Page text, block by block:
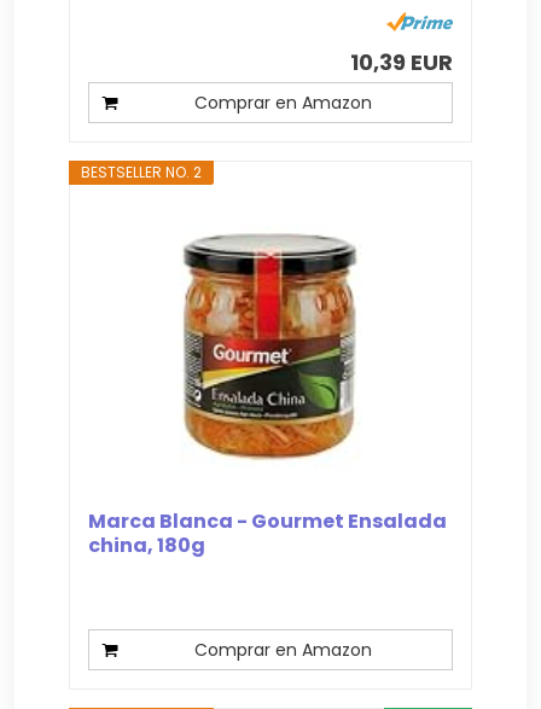
10,39 EUR
Comprar en Amazon
BESTSELLER NO. 2
Marca Blanca - Gourmet Ensalada
china, 180g
Comprar en Amazon